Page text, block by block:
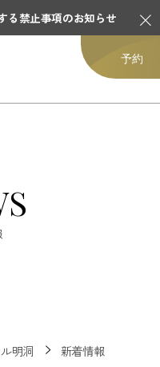
る禁止事項のお知らせ
予約
明洞
新着情報